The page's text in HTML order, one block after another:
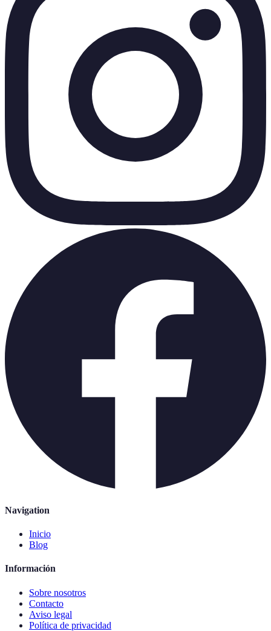
Navigation
Inicio
Blog
Información
Sobre nosotros
Contacto
Aviso legal
Política de privacidad